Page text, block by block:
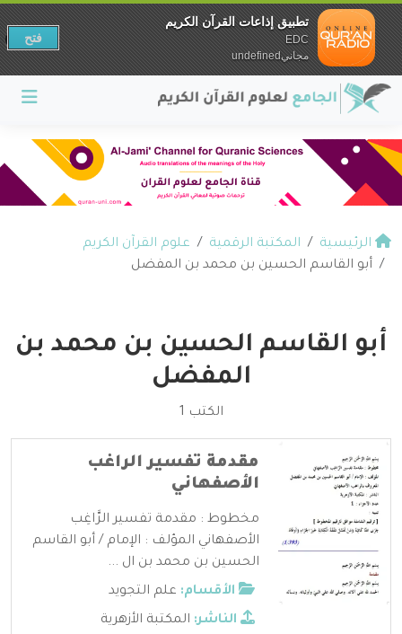
الرئيسية المكتبة الرقمية
علوم القرآن الكريم
أبو القاسم الحسين بن محمد بن المفضل
أبو القاسم الحسين بن محمد بن
المفضل
الكتب 1
مقدمة تفسير الراغب
الأصفهاني
مخطوط : مقدمة تفسير الرَّاغِب
الأصفهاني المؤلف : الإمام / أبو القاسم
الحسين بن محمد بن ال ...
الأقسام: علم التجويد
الناشر: المكتبة الأزهرية
تطبيق إذاعات القرآن الكريم
EDC
مجانيundefined
فتح